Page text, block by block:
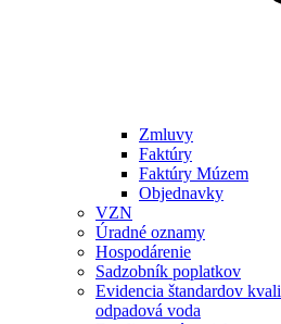
Zmluvy
Faktúry
Faktúry Múzem
Objednavky
VZN
Úradné oznamy
Hospodárenie
Sadzobník poplatkov
Evidencia štandardov
odpadová voda